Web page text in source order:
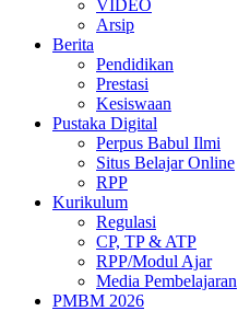
VIDEO
Arsip
Berita
Pendidikan
Prestasi
Kesiswaan
Pustaka Digital
Perpus Babul Ilmi
Situs Belajar Online
RPP
Kurikulum
Regulasi
CP, TP & ATP
RPP/Modul Ajar
Media Pembelajaran
PMBM 2026